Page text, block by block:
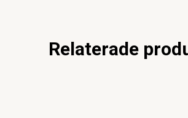
Relaterade